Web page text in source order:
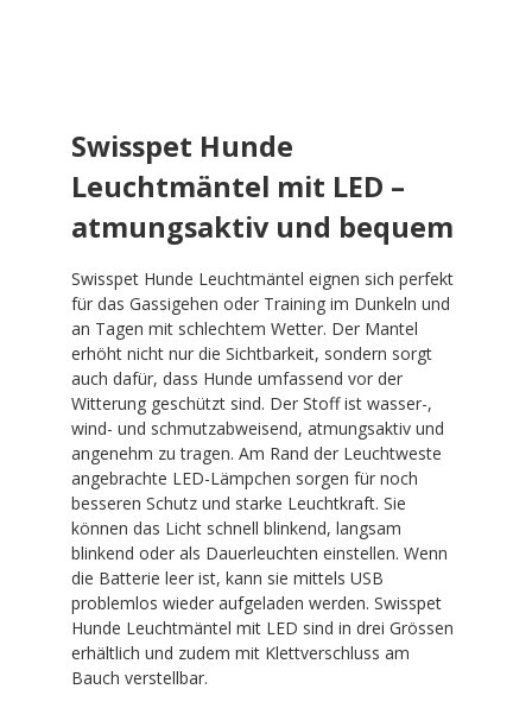
Swisspet Hunde
Leuchtmäntel mit LED –
atmungsaktiv und bequem
Swisspet Hunde Leuchtmäntel eignen sich perfekt
für das Gassigehen oder Training im Dunkeln und
an Tagen mit schlechtem Wetter. Der Mantel
erhöht nicht nur die Sichtbarkeit, sondern sorgt
auch dafür, dass Hunde umfassend vor der
Witterung geschützt sind. Der Stoff ist wasser-,
wind- und schmutzabweisend, atmungsaktiv und
angenehm zu tragen. Am Rand der Leuchtweste
angebrachte LED-Lämpchen sorgen für noch
besseren Schutz und starke Leuchtkraft. Sie
können das Licht schnell blinkend, langsam
blinkend oder als Dauerleuchten einstellen. Wenn
die Batterie leer ist, kann sie mittels USB
problemlos wieder aufgeladen werden. Swisspet
Hunde Leuchtmäntel mit LED sind in drei Grössen
erhältlich und zudem mit Klettverschluss am
Bauch verstellbar.